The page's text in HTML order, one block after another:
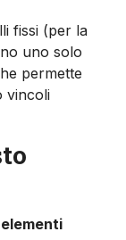
fissi (per la
uno solo
permette
vincoli